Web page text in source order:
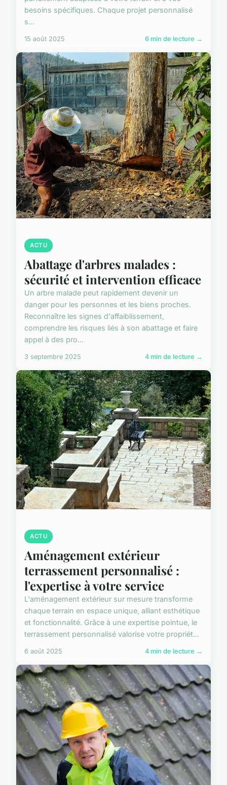
besoins spécifiques. Chaque projet personnalisé
s...
15 août 2025 6 min de lecture →
ACTU
Abattage d'arbres malades :
sécurité et intervention efficace
Un arbre malade peut rapidement devenir un
danger pour les personnes et les biens proches.
Reconnaître les signes d'affaiblissement,
comprendre les risques liés à son abattage et faire
appel à des pro...
3 septembre 2025 4 min de lecture →
ACTU
Aménagement extérieur
terrassement personnalisé :
l'expertise à votre service
L'aménagement extérieur sur mesure transforme
chaque terrain en espace unique, alliant esthétique
et fonctionnalité. Grâce à une expertise pointue, le
terrassement personnalisé valorise votre propriét...
6 août 2025 4 min de lecture →